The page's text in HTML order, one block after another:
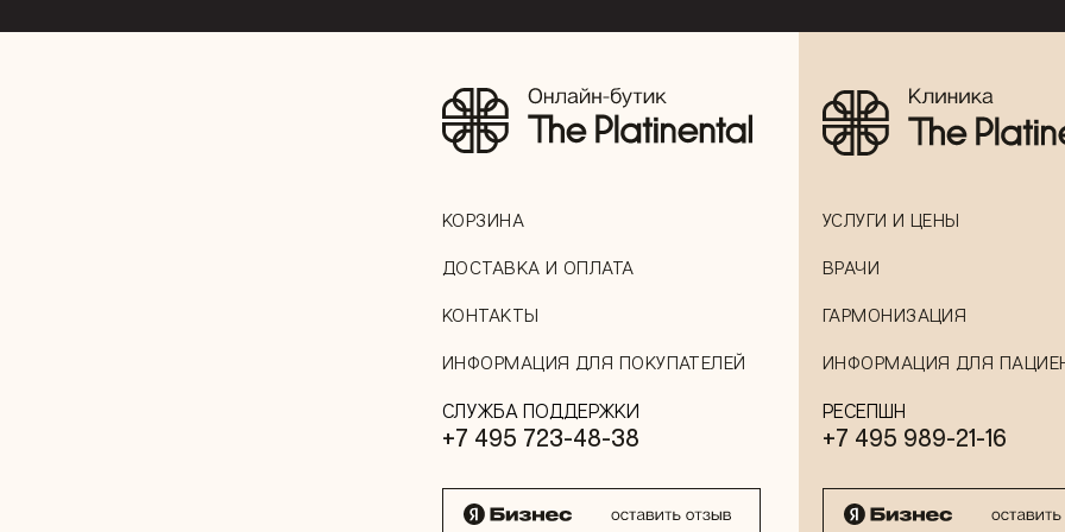
КОРЗИНА
ДОСТАВКА И ОПЛАТА
КОНТАКТЫ
ИНФОРМАЦИЯ ДЛЯ ПОКУПАТЕЛЕЙ
СЛУЖБА ПОДДЕРЖКИ
+7 495 723-48-38
УСЛУГИ И ЦЕНЫ
ВРАЧИ
ГАРМОНИЗАЦИЯ
ИНФОРМАЦИЯ ДЛЯ
РЕСЕПШН
+7 495 989-21-16